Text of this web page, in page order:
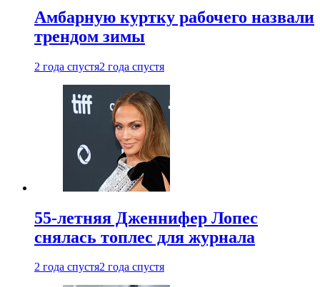
Амбарную куртку рабочего назвали
трендом зимы
2 года спустя2 года спустя
55-летняя Дженнифер Лопес
снялась топлес для журнала
2 года спустя2 года спустя